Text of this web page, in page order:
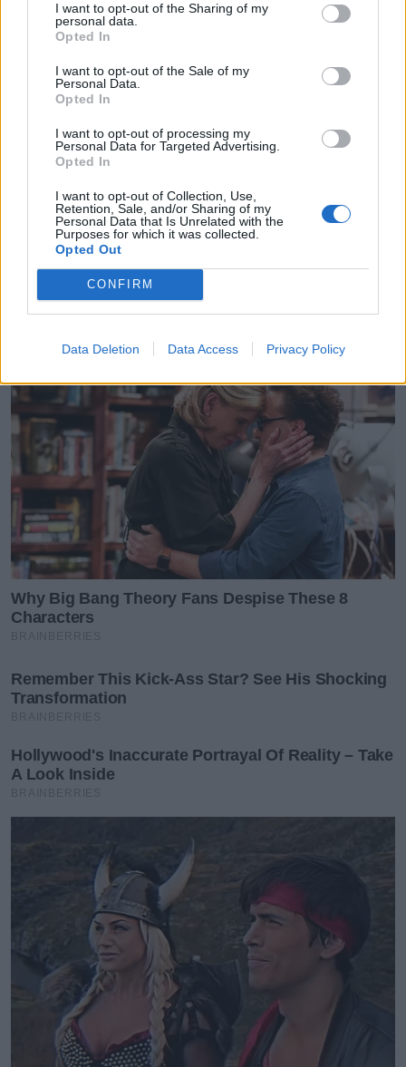
I want to opt-out of the Sharing of my
personal data.
Opted In
I want to opt-out of the Sale of my
Personal Data.
Opted In
I want to opt-out of processing my
Personal Data for Targeted Advertising.
Opted In
I want to opt-out of Collection, Use,
Retention, Sale, and/or Sharing of my
Personal Data that Is Unrelated with the
Purposes for which it was collected.
Opted Out
CONFIRM
Data Deletion Data Access Privacy Policy
η ταβέρνα της Τασίας στην Κεφαλονιά
μετά την επίσκεψή της – Γιατί και τι
Η πεθερά έσπρωξε το αυτοκίνητο με
λίμνη, προσπαθώντας να την
ξεφορτωθεί. Όμως δεν μπορούσε ούτε
να φανταστεί πώς θα κατέληγε αυτή η
σκληρή της πράξη